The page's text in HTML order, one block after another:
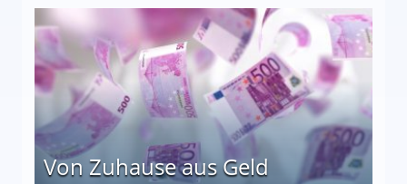
auf einen Blick
Von Zuhause aus Geld